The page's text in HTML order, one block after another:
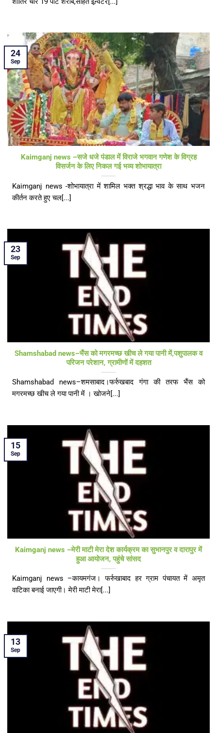
Kaimganj news –सजे धजे पंडाल में विराजे भगवान गणेश के विग्रह
विसर्जन के लिए निकल गई भव्य शोभायात्रा
Kaimganj news -शोभायात्रा में शामिल भक्त श्रद्धा भाव के साथ भजन
कीर्तन करते हुए चल[...]
24
Sep
Shamshabad news–भैंस को मगरमच्छ खीच ले गया पानी में,पशुपालक व
परिजन परेशान, ग्रामीणों में दहशत
Shamshabad news–शमसाबाद।फर्रुखबाद गंगा की तरफ भैंस को
मगरमच्छ खीच ले गया पानी में । खोजने[...]
23
Sep
Kaimganj news –मेरी माटी मेरा देश कार्यक्रम का सुभानपुर व दारापुर में
हुआ आयोजन, पहुंचे सांसद
Kaimganj news –कायमगंज। फर्रुखाबाद हर ग्राम पंचायत में अमृत
वाटिका बनाई जाएगी। मेरी माटी मेरा[...]
15
Sep
13
Sep